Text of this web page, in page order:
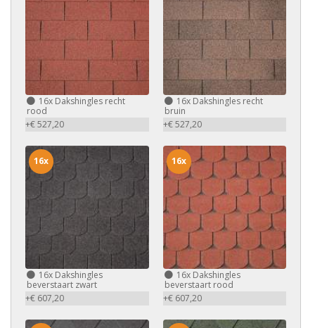
16x Dakshingles recht
rood
+€ 527,20
16xDakshingles recht
bruin
+€ 527,20
16x Dakshingles
beverstaart zwart
+€ 607,20
16x
16xDakshingles
beverstaart rood
+€ 607,20
16x